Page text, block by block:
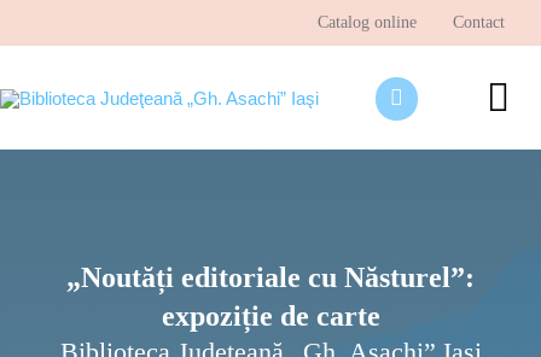
Catalog online Contact
Ştiri şi evenimente
Programe şi proiecte
„Noutăți editoriale cu Năsturel”:
expoziție de carte